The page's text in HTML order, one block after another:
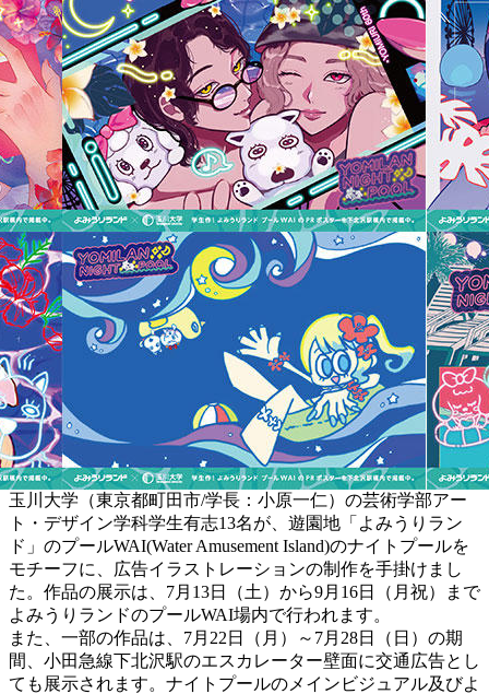
玉川大学（東京都町田市/学長：小原一仁）の芸術学部アー
ト・デザイン学科学生有志13名が、遊園地「よみうりラン
ド」のプールWAI(Water Amusement Island)のナイトプールを
モチーフに、広告イラストレーションの制作を手掛けまし
た。作品の展示は、7⽉13⽇（土）から9⽉16⽇（月祝）まで
よみうりランドのプールWAI場内で行われます。
また、一部の作品は、7月22日（月）～7月28日（日）の期
間、小田急線下北沢駅のエスカレーター壁面に交通広告とし
ても展示されます。ナイトプールのメインビジュアル及びよ